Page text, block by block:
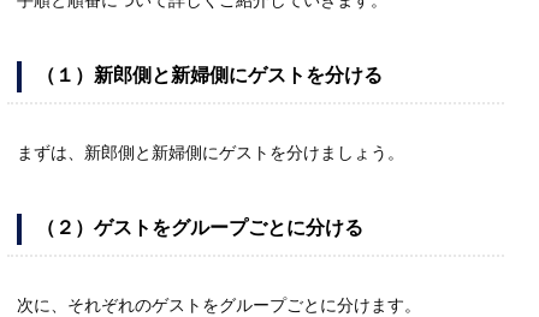
（１）新郎側と新婦側にゲストを分ける
まずは、新郎側と新婦側にゲストを分けましょう。
（２）ゲストをグループごとに分ける
次に、それぞれのゲストをグループごとに分けます。